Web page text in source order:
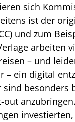
sich
ist der
und zum
arbeiten
– und
– ein digital